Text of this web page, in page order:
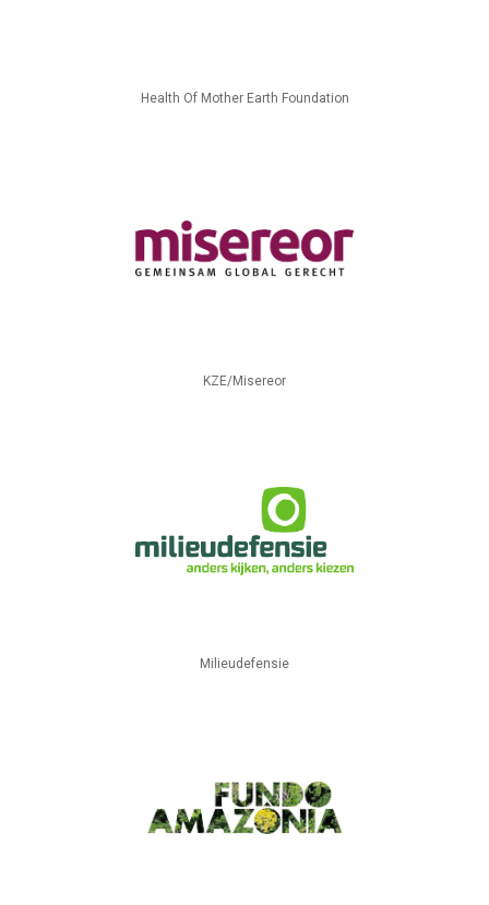
Health Of Mother Earth Foundation
KZE/Misereor
Milieudefensie